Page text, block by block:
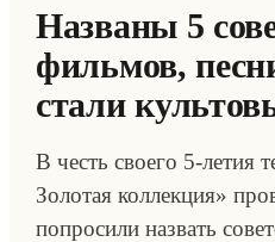
Названы 5
фильмов,
стали
В честь своего 5-летия
Золотая коллекция»
попросили назвать